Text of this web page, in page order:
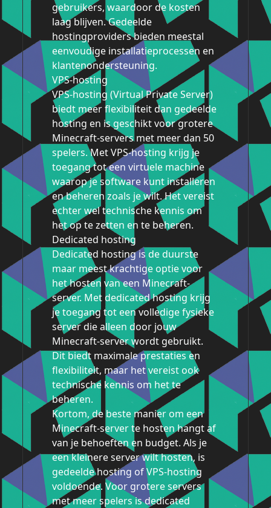
gebruikers, waardoor de kosten
laag blijven. Gedeelde
hostingproviders bieden meestal
eenvoudige installatieprocessen en
klantenondersteuning.
VPS-hosting
VPS-hosting (Virtual Private Server)
biedt meer flexibiliteit dan gedeelde
hosting en is geschikt voor grotere
Minecraft-servers met meer dan 50
spelers. Met VPS-hosting krijg je
toegang tot een virtuele machine
waarop je software kunt installeren
en beheren zoals je wilt. Het vereist
echter wel technische kennis om
het op te zetten en te beheren.
Dedicated hosting
Dedicated hosting is de duurste
maar meest krachtige optie voor
het hosten van een Minecraft-
server. Met dedicated hosting krijg
je toegang tot een volledige fysieke
server die alleen door jouw
Minecraft-server wordt gebruikt.
Dit biedt maximale prestaties en
flexibiliteit, maar het vereist ook
technische kennis om het te
beheren.
Kortom, de beste manier om een ​​
Minecraft-server te hosten hangt af
van je behoeften en budget. Als je
een kleinere server wilt hosten, is
gedeelde hosting of VPS-hosting
voldoende. Voor grotere servers
met meer spelers is dedicated